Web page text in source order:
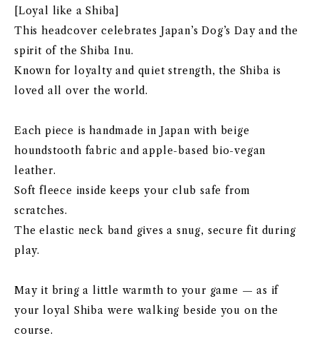
[Loyal like a Shiba]
This headcover celebrates Japan’s Dog’s Day and the
spirit of the Shiba Inu.
Known for loyalty and quiet strength, the Shiba is
loved all over the world.
Each piece is handmade in Japan with beige
houndstooth fabric and apple-based bio-vegan
leather.
Soft fleece inside keeps your club safe from
scratches.
The elastic neck band gives a snug, secure fit during
play.
May it bring a little warmth to your game — as if
your loyal Shiba were walking beside you on the
course.